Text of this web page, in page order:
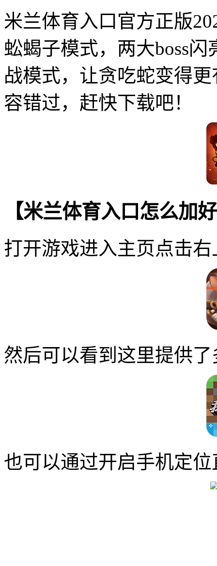
米兰体育入口官方正版
蚣蝎子模式，两大boss
战模式，让贪吃蛇变得
容错过，赶快下载吧！
【米兰体育入口怎么加
打开游戏进入主页点击
然后可以看到这里提供
也可以通过开启手机定